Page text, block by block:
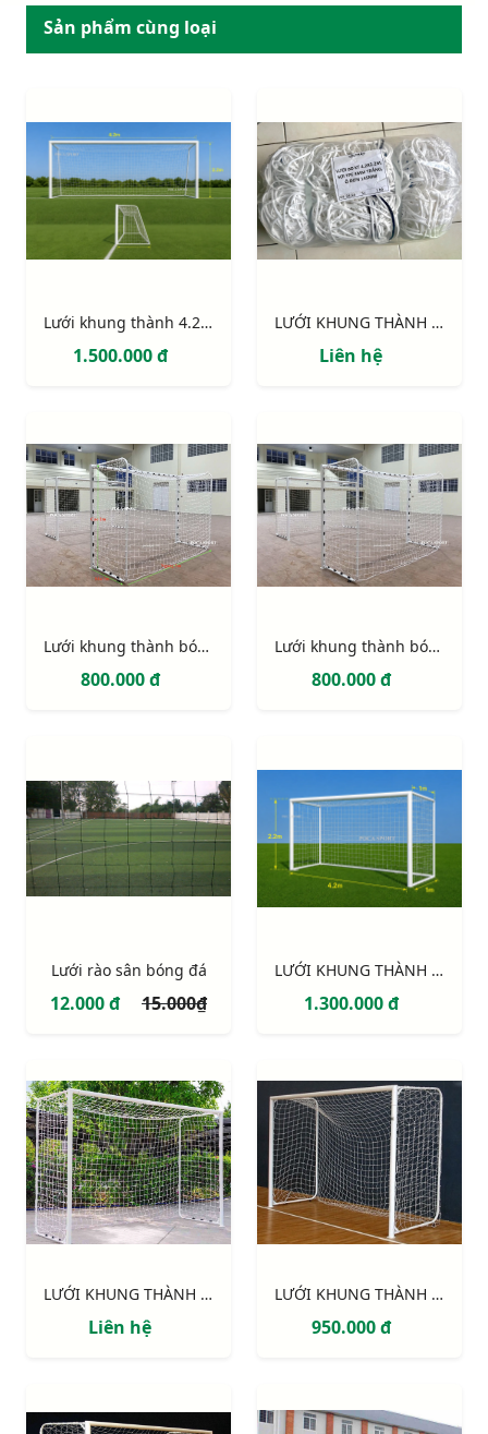
Sản phẩm cùng loại
Lưới khung thành 4.2m x 2.2m x 1m x 1.2m
1.500.000 đ
LƯỚI KHUNG THÀNH 4.2m x 2.2m
Liên hệ
Lưới khung thành bóng đá 5 người (gôn mini sân cỏ nhân tạo)
800.000 đ
Lưới khung thành bóng đá 5 người (gôn mini sân cỏ nhân tạo)
800.000 đ
Lưới rào sân bóng đá
12.000 đ 15.000₫
LƯỚI KHUNG THÀNH 7 NGƯỜI 4,2M x 2,2M (NEW)
1.300.000 đ
LƯỚI KHUNG THÀNH 5 NGƯỜI CAO CẤP 234110
Liên hệ
LƯỚI KHUNG THÀNH 234120
950.000 đ